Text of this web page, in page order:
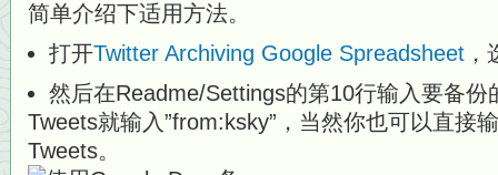
简单介绍下适用方法。
打开Twitter Archiving Google Spreadsheet ，
然后在Readme/Settings的第10行输入要备
Tweets就输入”from:ksky”，当然你也可以直接
Tweets。